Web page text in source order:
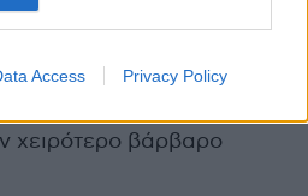
Access Privacy Policy
ισχύει ιδιαιτέρως σε
ευκολία που θα σε
χειρότερο βάρβαρο